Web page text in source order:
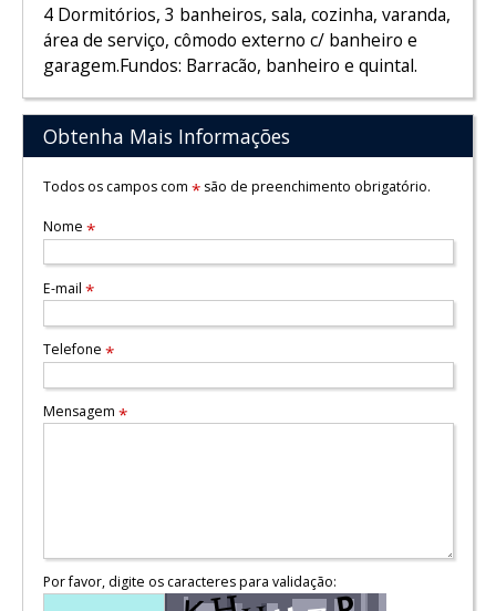
4 Dormitórios, 3 banheiros, sala, cozinha, varanda,
área de serviço, cômodo externo c/ banheiro e
garagem.Fundos: Barracão, banheiro e quintal.
Obtenha Mais Informações
Todos os campos com *são de preenchimento obrigatório.
Nome *
E-mail *
Telefone *
Mensagem *
Por favor, digite os caracteres para validação: